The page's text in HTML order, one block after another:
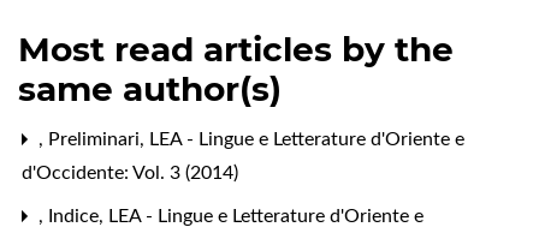
Most read articles by the
same author(s)
, Preliminari, LEA - Lingue e Letterature d'Oriente e
d'Occidente: Vol. 3 (2014)
, Indice, LEA - Lingue e Letterature d'Oriente e